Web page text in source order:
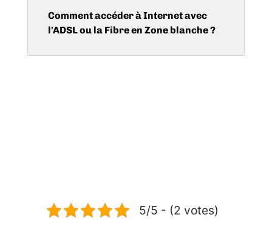
Comment accéder à Internet avec
l'ADSL ou la Fibre en Zone blanche ?
5/5 - (2 votes)